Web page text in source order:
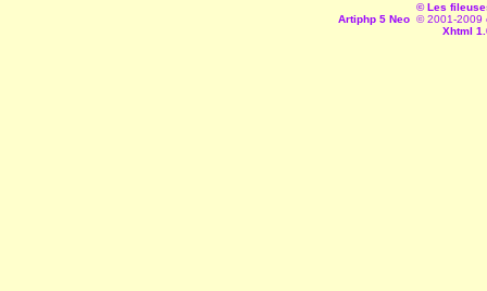
© Les
Artiphp 5 Neo © 2001-2009
Xhtml